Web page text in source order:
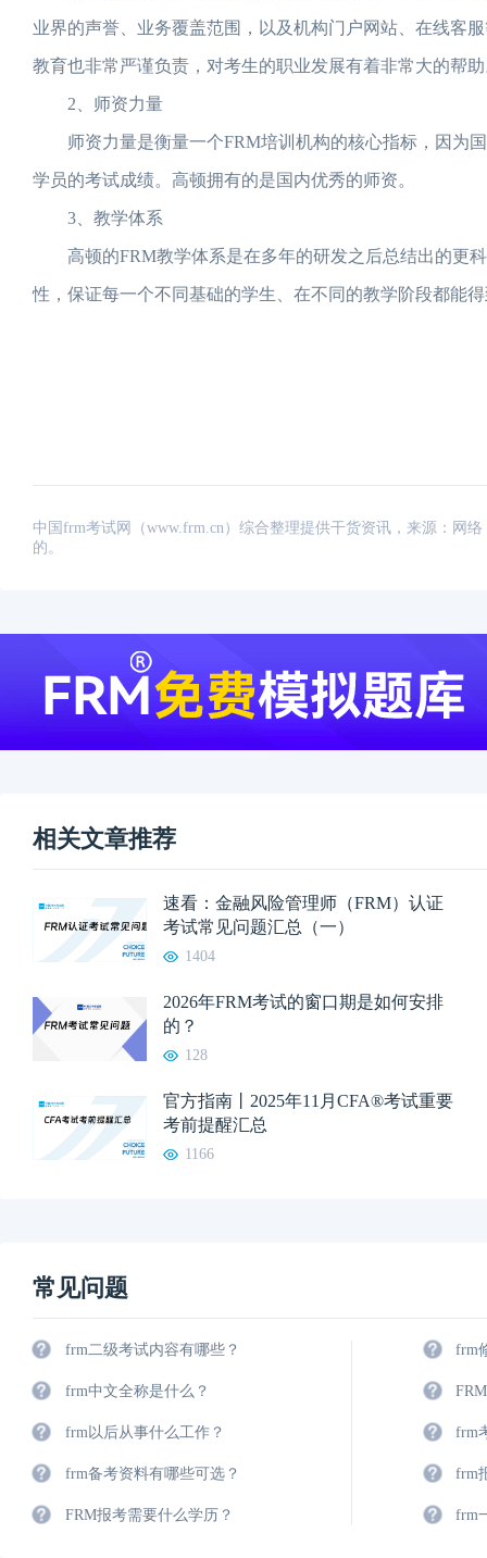
业界的声誉、业务覆盖范围，以及机构门户网站、在线客
教育也非常严谨负责，对考生的职业发展有着非常大的帮
2、师资力量
师资力量是衡量一个FRM培训机构的核心指标，因为国
学员的考试成绩。高顿拥有的是国内优秀的师资。
3、教学体系
高顿的FRM教学体系是在多年的研发之后总结出的更科
性，保证每一个不同基础的学生、在不同的教学阶段都能
中国frm考试网（www.frm.cn）综合整理提供干货资讯，来源：网
的。
相关文章推荐
速看：金融风险管理师（FRM）认证
考试常见问题汇总（一）
1404
2026年FRM考试的窗口期是如何安排
的？
128
官方指南丨2025年11月CFA®考试重要
考前提醒汇总
1166
常见问题
frm二级考试内容有哪些？
frm中文全称是什么？
frm以后从事什么工作？
frm备考资料有哪些可选？
FRM报考需要什么学历？
frm
frm
frm
frm